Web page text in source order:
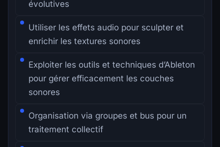
évolutives
Utiliser les effets audio pour sculpter et
enrichir les textures sonores
Exploiter les outils et techniques d’Ableton
pour gérer efficacement les couches
sonores
Organisation via groupes et bus pour un
traitement collectif